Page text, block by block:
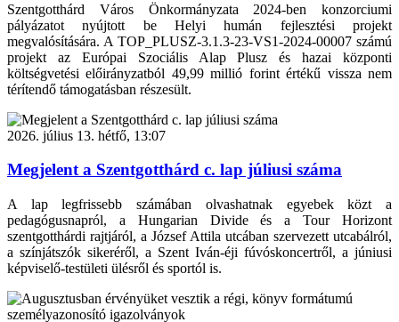
Szentgotthárd Város Önkormányzata 2024-ben konzorciumi
pályázatot nyújtott be Helyi humán fejlesztési projekt
megvalósítására. A TOP_PLUSZ-3.1.3-23-VS1-2024-00007 számú
projekt az Európai Szociális Alap Plusz és hazai központi
költségvetési előirányzatból 49,99 millió forint értékű vissza nem
térítendő támogatásban részesült.
2026. július 13. hétfő, 13:07
Megjelent a Szentgotthárd c. lap júliusi száma
A lap legfrissebb számában olvashatnak egyebek közt a
pedagógusnapról, a Hungarian Divide és a Tour Horizont
szentgotthárdi rajtjáról, a József Attila utcában szervezett utcabálról,
a színjátszók sikeréről, a Szent Iván-éji fúvóskoncertről, a júniusi
képviselő-testületi ülésről és sportól is.